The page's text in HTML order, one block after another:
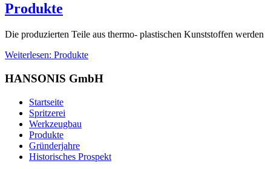
Produkte
Die produzierten Teile aus thermo- plastischen Kunststoffen
Weiterlesen: Produkte
HANSONIS GmbH
Startseite
Spritzerei
Werkzeugbau
Produkte
Gründerjahre
Historisches Prospekt